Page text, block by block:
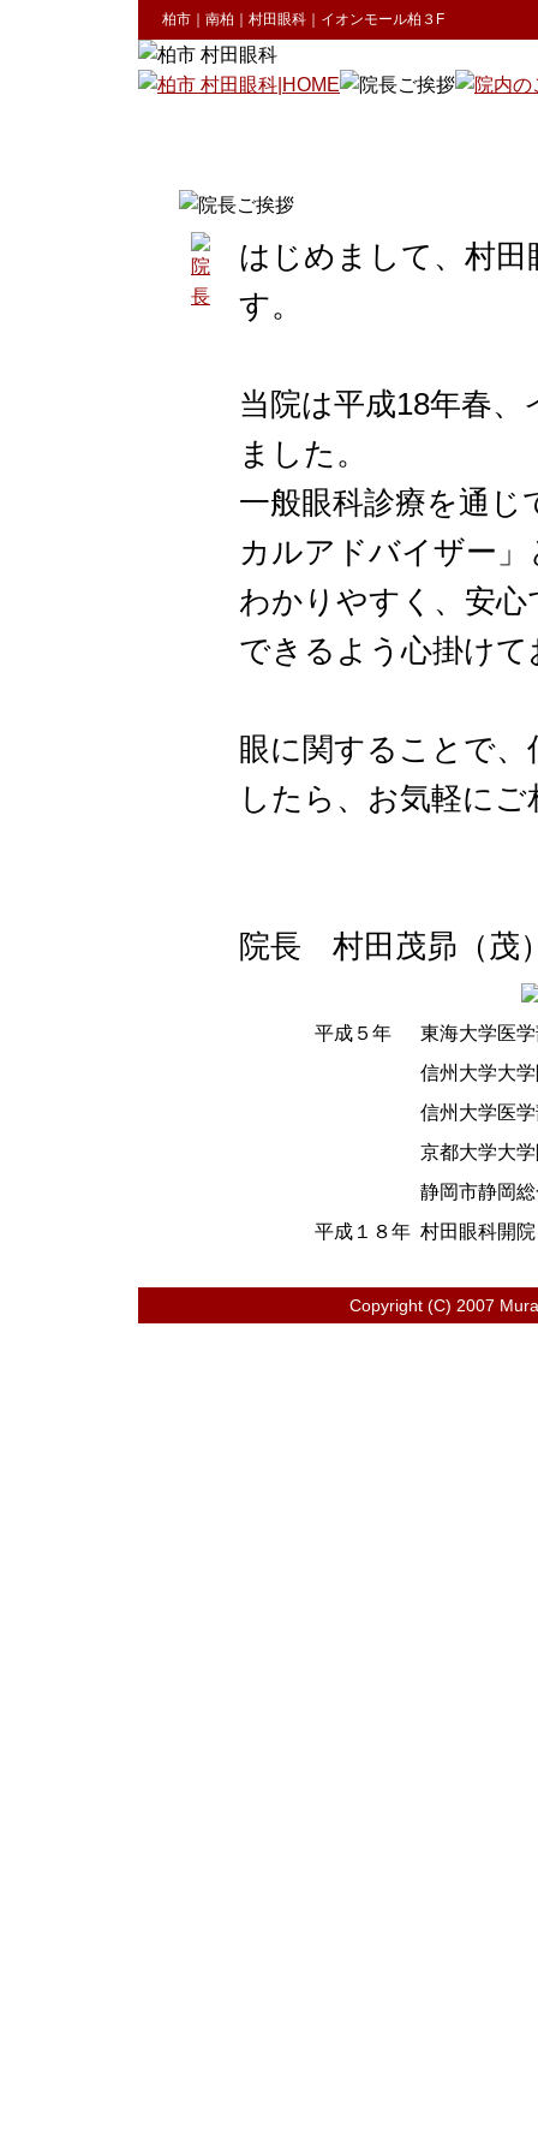
柏市｜南柏｜村田眼科｜イオンモール柏３F
はじめまして、村田
す。
当院は平成18年春
ました。
一般眼科診療を通じ
カルアドバイザー」
わかりやすく、安
できるよう心掛け
眼に関することで
したら、お気軽に
院長 村田茂昴（茂
平成５年
東海大学医
信州大学大
信州大学医
京都大学大
静岡市静岡
平成１８年 村田眼科開院
Copyright (C) 2007